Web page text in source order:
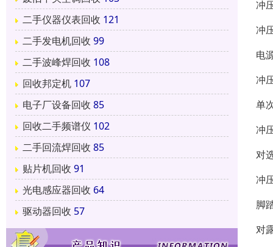
二手仪器仪表回收 121
二手发电机回收 99
二手波峰焊回收 108
回收邦定机 107
电子厂设备回收 85
回收二手频谱仪 102
二手回流焊回收 85
贴片机回收 91
光电感应器回收 64
驱动器回收 57
冲
冲
电
冲
单
冲
对
冲
脚
对